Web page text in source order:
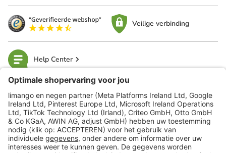
Veilige verbinding
Help Center
limango
Veilig winkelen
Klantenservice